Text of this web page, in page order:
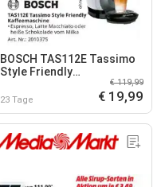
BOSCH TAS112E Tassimo
Style Friendly
23 Tage
€ 119,99
€ 19,99